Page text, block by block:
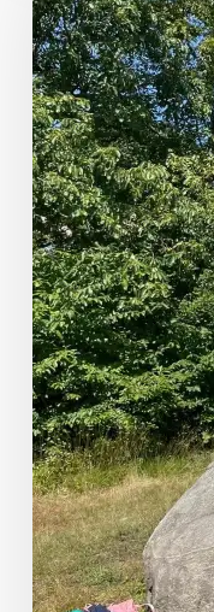
York
youth
“climbing”
together